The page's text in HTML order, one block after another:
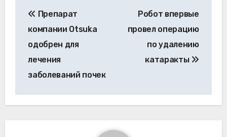
по
записям
Препарат
компании Otsuka
одобрен для
лечения
заболеваний почек
Робот впервые
провел операцию
по удалению
катаракты